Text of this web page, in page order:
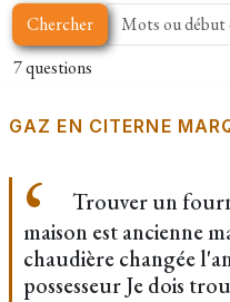
Chercher
7 questions
GAZ EN CITERNE
Trouver un
maison est ancienne
chaudière changée
possesseur Je dois